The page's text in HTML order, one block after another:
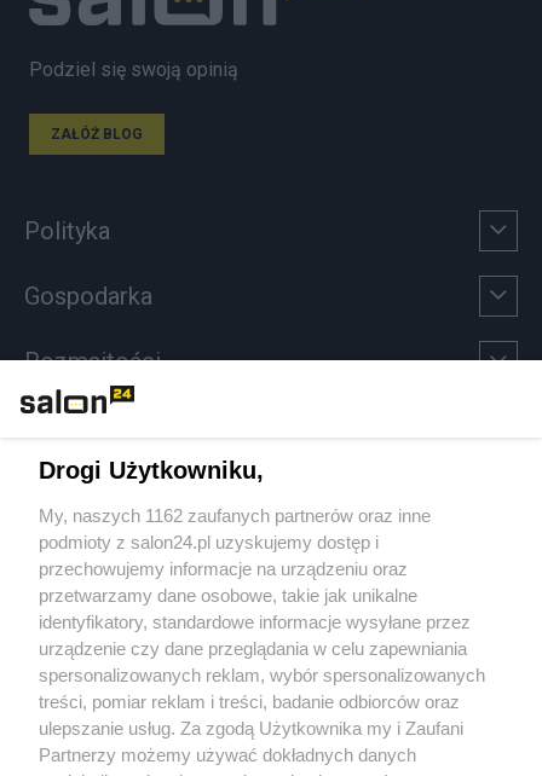
Podziel się swoją opinią
ZAŁÓŻ BLOG
Polityka
Gospodarka
Rozmaitości
Sport
Społeczeństwo
Kultura
X Facebook Instagram Youtube
Drogi Użytkowniku,
My, naszych 1162 zaufanych partnerów oraz inne
podmioty z salon24.pl uzyskujemy dostęp i
przechowujemy informacje na urządzeniu oraz
przetwarzamy dane osobowe, takie jak unikalne
identyfikatory, standardowe informacje wysyłane przez
urządzenie czy dane przeglądania w celu zapewniania
spersonalizowanych reklam, wybór spersonalizowanych
treści, pomiar reklam i treści, badanie odbiorców oraz
ulepszanie usług. Za zgodą Użytkownika my i Zaufani
Partnerzy możemy używać dokładnych danych